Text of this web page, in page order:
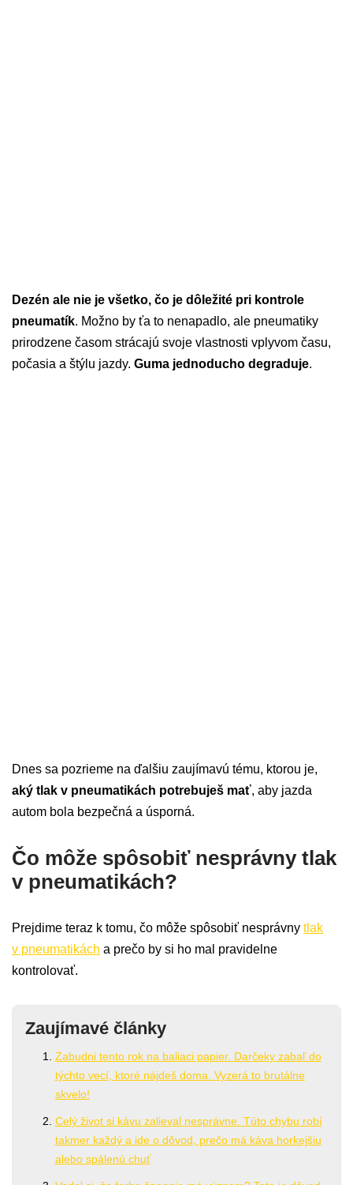
Dezén ale nie je všetko, čo je dôležité pri kontrole
pneumatík. Možno by ťa to nenapadlo, ale pneumatiky
prirodzene časom strácajú svoje vlastnosti vplyvom času,
počasia a štýlu jazdy. Guma jednoducho degraduje.
Dnes sa pozrieme na ďalšiu zaujímavú tému, ktorou je,
aký tlak v pneumatikách potrebuješ mať, aby jazda
autom bola bezpečná a úsporná.
Čo môže spôsobiť nesprávny tlak
v pneumatikách?
Prejdime teraz k tomu, čo môže spôsobiť nesprávny tlak
v pneumatikách a prečo by si ho mal pravidelne
kontrolovať.
Zaujímavé články
Zabudni tento rok na baliaci papier. Darčeky zabaľ do
týchto vecí, ktoré nájdeš doma. Vyzerá to brutálne
skvelo!
Celý život si kávu zalieval nesprávne. Túto chybu robí
takmer každý a ide o dôvod, prečo má káva horkejšiu
alebo spálenú chuť